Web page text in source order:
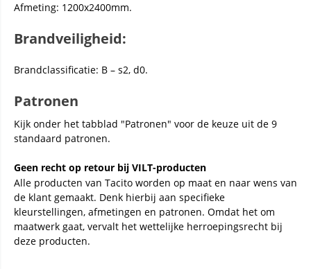
Afmeting: 1200x2400mm.
Brandveiligheid:
Brandclassificatie: B – s2, d0.
Patronen
Kijk onder het tabblad "Patronen" voor de keuze uit de 9
standaard patronen.
Geen recht op retour bij VILT-producten
Alle producten van Tacito worden op maat en naar wens van
de klant gemaakt. Denk hierbij aan specifieke
kleurstellingen, afmetingen en patronen. Omdat het om
maatwerk gaat, vervalt het wettelijke herroepingsrecht bij
deze producten.